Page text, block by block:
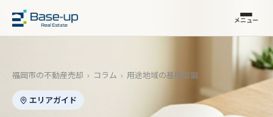
メニュー
福岡市の不動産売却 › コラム › 用途地域の基礎知識
エリアガイド